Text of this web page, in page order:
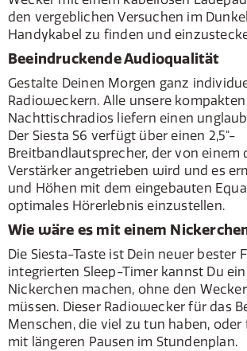
den vergeblichen Versuchen im
Handykabel zu finden und
Beeindruckende Audioqualität
Gestalte Deinen Morgen ganz
Radioweckern. Alle unsere kompakten
Nachttischradios liefern einen
Der Siesta S6 verfügt über einen 2,5"-
Breitbandlautsprecher, der von einem
Verstärker angetrieben wird und es
und Höhen mit dem eingebauten
optimales Hörerlebnis einzustellen.
Wie wäre es mit einem
Die Siesta-Taste ist Dein neuer bester
integrierten Sleep-Timer kannst Du
Nickerchen machen, ohne den
müssen. Dieser Radiowecker für das
Menschen, die viel zu tun haben,
mit längeren Pausen im Stundenplan.